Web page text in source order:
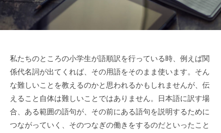
の
語
順
を
「
日
英
の
私たちのところの小学生が語順訳を行っている時、例えば関
係代名詞が出てくれば、その用語をそのまま使います。そん
な難しいことを教えるのかと思われるかもしれませんが、伝
えること自体は難しいことではありません。日本語に訳す場
合、ある範囲の語句が、その前にある語句を説明するために
つながっていく、そのつなぎの働きをするのだといったこと